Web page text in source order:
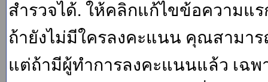
สำรวจได้. ให้คลิกแก้ไขข้อความแ
ถ้ายังไม่มีใครลงคะแนน คุณสามา
แต่ถ้ามีผู้ทำการลงคะแนนแล้ว เฉพา